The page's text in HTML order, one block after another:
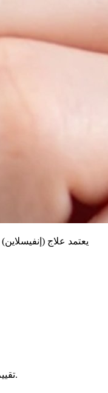
يعتمد علاج
تقييم شامل لتقويم الأسنان عبر التقاط نموذج ثلاثي الأبعاد دقيق لأسنانك دون الحاجة لقوالب الطبع التقليدية المزعجة. نفحص أسنانك ولثتك وفكك، ونناقش معك أهداف ابتسامتك بالتفصيل.